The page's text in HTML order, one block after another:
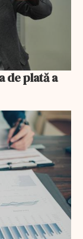
de plată a